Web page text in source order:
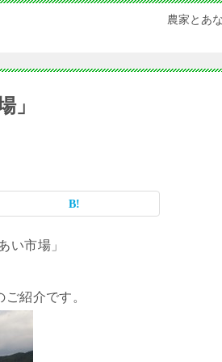
農家とあ
」
ご紹介です。